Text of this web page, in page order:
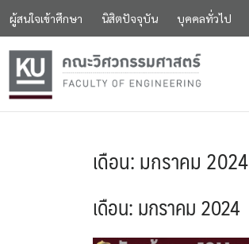
ผู้สนใจเข้าศึกษา นิสิตปัจจุบัน บุคคลทั่วไป
เดือน:มกราคม 2024
เดือน:มกราคม 2024